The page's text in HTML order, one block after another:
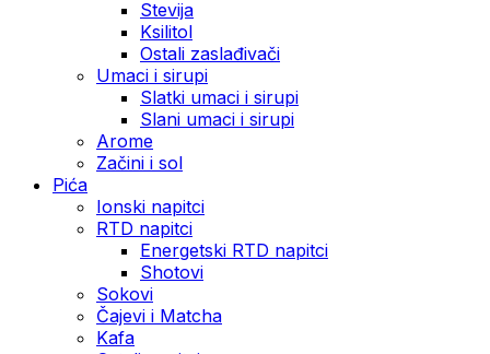
Stevija
Ksilitol
Ostali zaslađivači
Umaci i sirupi
Slatki umaci i sirupi
Slani umaci i sirupi
Arome
Začini i sol
Pića
Ionski napitci
RTD napitci
Energetski RTD napitci
Shotovi
Sokovi
Čajevi i Matcha
Kafa